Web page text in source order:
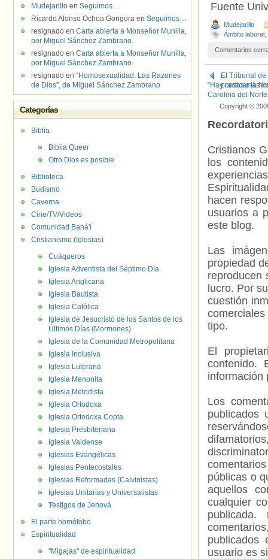
Fuente
Mudejarillo
Ámbito laboral
Comentarios
El Tribunal
practicar la
“Hay cosas más
Carolina del
Copyright ©
Cristianos
los
hacen
usuarios a
este blog.
Las
propiedad
reproducen
lucro. Por
cuestión
tipo.
El
contenido.
información
Los
publicados
públicas o
aquellos
cualquier
usuario es
Mudejarillo en Seguimos…
Ricardo Alonso Ochoa Gongora en Seguimos…
resignado en Carta abierta a Monseñor Munilla,
por Miguel Sánchez Zambrano.
resignado en Carta abierta a Monseñor Munilla,
por Miguel Sánchez Zambrano.
resignado en “Homosexualidad. Las Razones
de Dios”, de Miguel Sánchez Zambrano
Categorías
Biblia
Biblia Queer
Otro Dios es posible
Biblioteca
Budismo
Caverna
Cine/TV/Videos
Comunidad Bahá'í
Cristianismo (Iglesias)
Cuáqueros
Iglesia Adventista del Séptimo Día
Iglesia Anglicana
Iglesia Bautista
Iglesia Católica
Iglesia de Jesucristo de los Santos de los
Últimos Días (Mormones)
Iglesia de la Comunidad Metropolitana
Iglesia Inclusiva
Iglesia Luterana
Iglesia Menonita
Iglesia Metodista
Iglesia Ortodoxa
Iglesia Ortodoxa Copta
Iglesia Presbiteriana
Iglesia Valdense
Iglesias Evangélicas
Iglesias Pentecostales
Iglesias Reformadas (Calvinistas)
Iglesias Unitarias y Universalistas
Testigos de Jehová
El parte homófobo
Espiritualidad
"Migajas" de espiritualidad